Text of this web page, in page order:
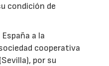
condición de
a la
cooperativa
por su